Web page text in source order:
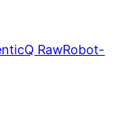
Q RawRobot-